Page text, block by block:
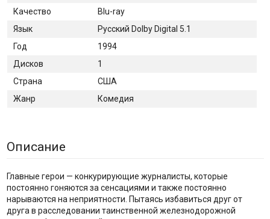
Качество
Blu-ray
Язык
Русский Dolby Digital 5.1
Год
1994
Дисков
1
Страна
США
Жанр
Комедия
Описание
Главные герои — конкурирующие журналисты, которые
постоянно гоняются за сенсациями и также постоянно
нарываются на неприятности. Пытаясь избавиться друг от
друга в расследовании таинственной железнодорожной